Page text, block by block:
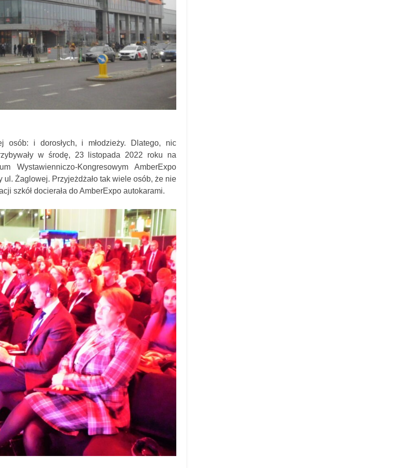
i dorosłych, i młodzieży. Dlatego, nic
w środę, 23 listopada 2022 roku na
Wystawienniczo-Kongresowym AmberExpo
Żaglowej. Przyjeżdżało tak wiele osób, że nie
szkół docierała do AmberExpo autokarami.